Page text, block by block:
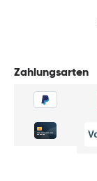
Zahlungsarten